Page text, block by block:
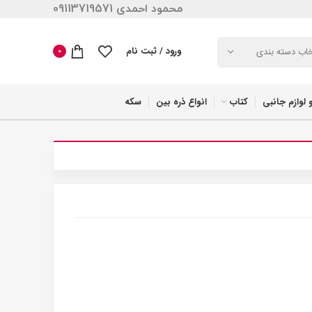
محمود احمدی 09113719571
دسته بندی ورود / ثبت نام 0
لوازم جانبی کتاب انواع ذره بین سکه